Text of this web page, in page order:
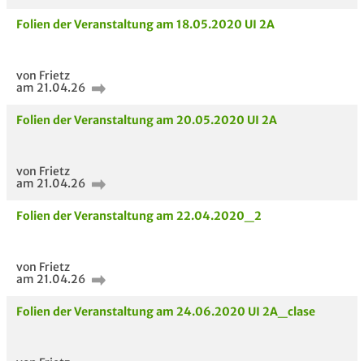
Folien der Veranstaltung am 18.05.2020 UI 2A
von Frietz
am 21.04.26
Folien der Veranstaltung am 20.05.2020 UI 2A
von Frietz
am 21.04.26
Folien der Veranstaltung am 22.04.2020_2
von Frietz
am 21.04.26
Folien der Veranstaltung am 24.06.2020 UI 2A_clase